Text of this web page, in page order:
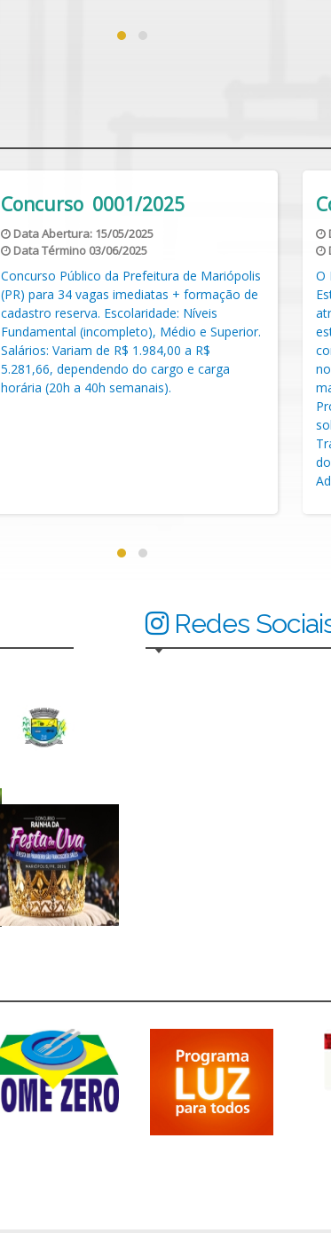
Concurso 0001/2023
Data Abertura:07/07/2023
Data Término21/07/2023
O Prefeito do Município de Mariópolis,
Estado do Paraná, no uso de suas
atribuições legais, mediante as condições
estipuladas neste Edital, em conformidade
com a Constituição Federal e com as demais
normas infraconstitucionais atinentes à
matéria, TORNA PÚBLICA a realização do
e
Redes